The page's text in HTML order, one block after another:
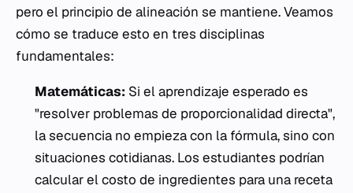
pero el principio de alineación se mantiene. Veamos
cómo se traduce esto en tres disciplinas
fundamentales:
Matemáticas: Si el aprendizaje esperado es
"resolver problemas de proporcionalidad directa",
la secuencia no empieza con la fórmula, sino con
situaciones cotidianas. Los estudiantes podrían
calcular el costo de ingredientes para una receta